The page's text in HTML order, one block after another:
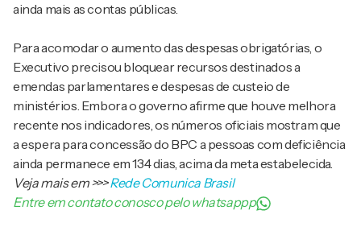
ainda mais as contas públicas.
Para acomodar o aumento das despesas obrigatórias, o
Executivo precisou bloquear recursos destinados a
emendas parlamentares e despesas de custeio de
ministérios. Embora o governo afirme que houve melhora
recente nos indicadores, os números oficiais mostram que
a espera para concessão do BPC a pessoas com deficiência
ainda permanece em 134 dias, acima da meta estabelecida.
Veja mais em>>>Rede Comunica Brasil
Entre em contato conosco pelo whatsappp